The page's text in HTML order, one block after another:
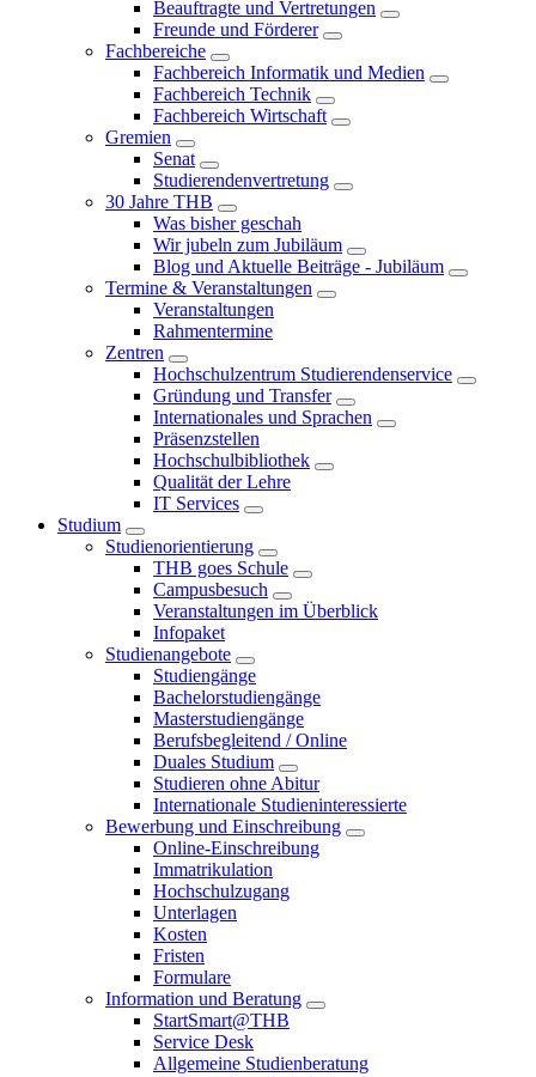
Beauftragte und Vertretungen
Freunde und Förderer
Fachbereiche
Fachbereich Informatik und Medien
Fachbereich Technik
Fachbereich Wirtschaft
Gremien
Senat
Studierendenvertretung
30 Jahre THB
Was bisher geschah
Wir jubeln zum Jubiläum
Blog und Aktuelle Beiträge - Jubiläum
Termine & Veranstaltungen
Veranstaltungen
Rahmentermine
Zentren
Hochschulzentrum Studierendenservice
Gründung und Transfer
Internationales und Sprachen
Präsenzstellen
Hochschulbibliothek
Qualität der Lehre
IT Services
Studium
Studienorientierung
THB goes Schule
Campusbesuch
Veranstaltungen im Überblick
Infopaket
Studienangebote
Studiengänge
Bachelorstudiengänge
Masterstudiengänge
Berufsbegleitend / Online
Duales Studium
Studieren ohne Abitur
Internationale Studieninteressierte
Bewerbung und Einschreibung
Online-Einschreibung
Immatrikulation
Hochschulzugang
Unterlagen
Kosten
Fristen
Formulare
Information und Beratung
StartSmart@THB
Service Desk
Allgemeine Studienberatung